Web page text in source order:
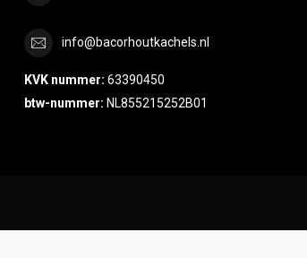
info@bacorhoutkachels.nl
KVK nummer: 63390450
btw-nummer: NL855215252B01